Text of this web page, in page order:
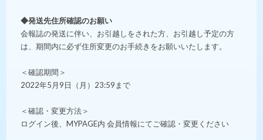
◆発送先住所確認のお願い
会報誌の発送に伴い、お引越しをされた方、お引越し予定の方
は、期間内に必ず住所変更のお手続きをお願いいたします。
＜確認期間＞
2022年5月9日（月）23:59まで
＜確認・変更方法＞
ログイン後、MYPAGE内 会員情報にてご確認・変更ください